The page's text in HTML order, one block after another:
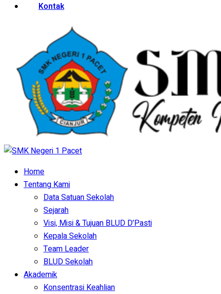
Kontak
Home
Tentang Kami
Data Satuan Sekolah
Sejarah
Visi, Misi & Tujuan BLUD D’Pasti
Kepala Sekolah
Team Leader
BLUD Sekolah
Akademik
Konsentrasi Keahlian